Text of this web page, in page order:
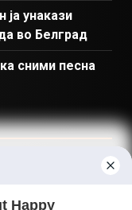
унакази
во Белград
сними песна